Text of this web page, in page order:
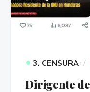
• 3. CENSURA
Dirigente